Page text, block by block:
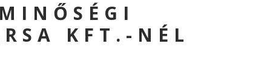
KFT.-NÉL